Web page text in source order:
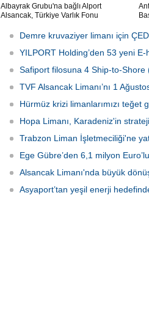
Albayrak Grubu'na bağlı Alport
Alsancak, Türkiye Varlık Fonu
yük limanı işletmesini 1 Ağustos 2026
itibarıyla devralacağını liman
kullanıcılarına gönderdiği resmi yazıyla
Demre kruvaziyer limanı için
YILPORT Holding’den 53 yeni E-
Safiport filosuna 4 Ship-to-Shore
TVF Alsancak Limanı’nı 1
Hürmüz krizi limanlarımızı teğet
Hopa Limanı, Karadeniz'in
Trabzon Liman İşletmeciliği'ne
Ege Gübre’den 6,1 milyon
Alsancak Limanı'nda büyük
Asyaport’tan yeşil enerji